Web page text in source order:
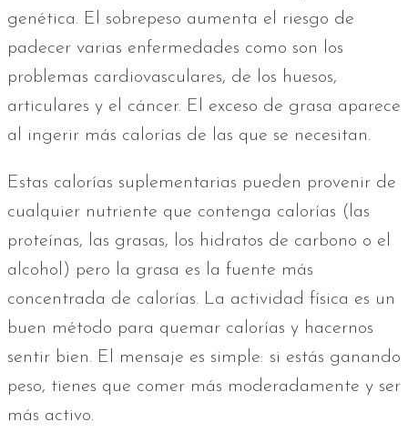
genética. El sobrepeso aumenta el riesgo de
padecer varias enfermedades como son los
problemas cardiovasculares, de los huesos,
articulares y el cáncer. El exceso de grasa aparece
al ingerir más calorías de las que se necesitan.
Estas calorías suplementarias pueden provenir de
cualquier nutriente que contenga calorías (las
proteínas, las grasas, los hidratos de carbono o el
alcohol) pero la grasa es la fuente más
concentrada de calorías. La actividad física es un
buen método para quemar calorías y hacernos
sentir bien. El mensaje es simple: si estás ganando
peso, tienes que comer más moderadamente y ser
más activo.